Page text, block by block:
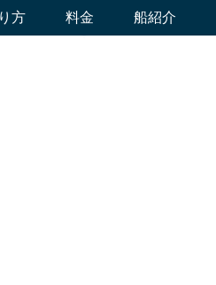
方 料金 船紹介